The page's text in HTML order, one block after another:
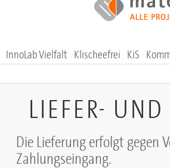
InnoLab Vielfalt Klischeefrei KiS
LIEFER-
Die Lieferung erfolgt gegen
Zahlungseingang.